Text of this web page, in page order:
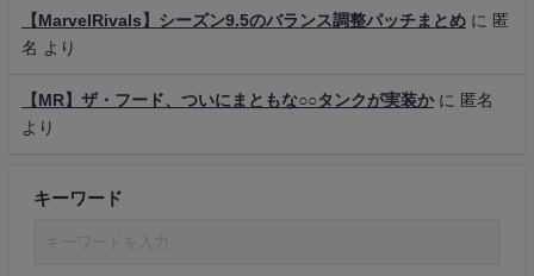
【MarvelRivals】シーズン9.5のバランス調整パッチまとめ に 匿
名 より
【MR】ザ・フード、ついにまともな○○タンクが実装かに 匿名
より
キーワード